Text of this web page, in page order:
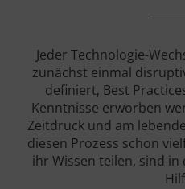
Jeder Technologie-
zunächst einmal
definiert, Best
Kenntnisse erworben
Zeitdruck und am
diesen Prozess schon
ihr Wissen teilen, sind in